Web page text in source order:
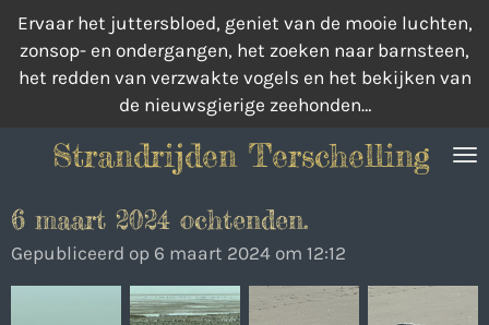
Ga
direct
naar
Strandrijden Terschelling
Ervaar het juttersbloed, geniet van de mooie luchten,
zonsop- en ondergangen, het zoeken naar barnsteen,
het redden van verzwakte vogels en het bekijken van
de nieuwsgierige zeehonden…
6 maart 2024 ochtenden.
Gepubliceerd op 6 maart 2024 om 12:12